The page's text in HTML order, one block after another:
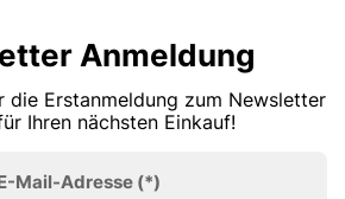
Anmeldung
die Erstanmeldung zum Newsletter
Ihren nächsten Einkauf!
Mail-Adresse (*)